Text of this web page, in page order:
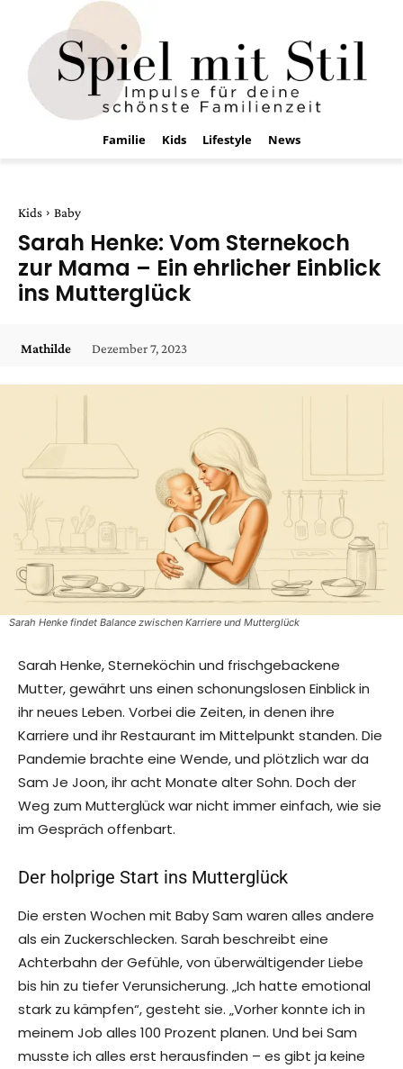
Familie Kids Lifestyle News
Kids Baby
Sarah Henke: Vom Sternekoch
zur Mama – Ein ehrlicher Einblick
ins Mutterglück
Mathilde Dezember 7, 2023
Sarah Henke findet Balance zwischen Karriere und Mutterglück
Sarah Henke, Sterneköchin und frischgebackene
Mutter, gewährt uns einen schonungslosen Einblick in
ihr neues Leben. Vorbei die Zeiten, in denen ihre
Karriere und ihr Restaurant im Mittelpunkt standen. Die
Pandemie brachte eine Wende, und plötzlich war da
Sam Je Joon, ihr acht Monate alter Sohn. Doch der
Weg zum Mutterglück war nicht immer einfach, wie sie
im Gespräch offenbart.
Der holprige Start ins Mutterglück
Die ersten Wochen mit Baby Sam waren alles andere
als ein Zuckerschlecken. Sarah beschreibt eine
Achterbahn der Gefühle, von überwältigender Liebe
bis hin zu tiefer Verunsicherung. „Ich hatte emotional
stark zu kämpfen“, gesteht sie. „Vorher konnte ich in
meinem Job alles 100 Prozent planen. Und bei Sam
musste ich alles erst herausfinden – es gibt ja keine